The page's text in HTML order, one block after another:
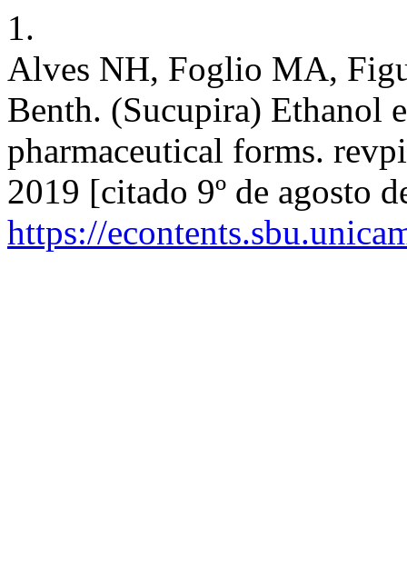
1.
Alves NH, Foglio MA,
Benth. (Sucupira) Ethanol
pharmaceutical forms.
2019 [citado 9º de agosto
https://